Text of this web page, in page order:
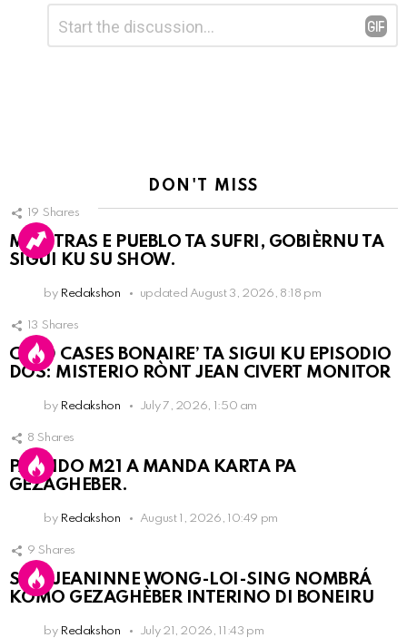
Reply
DON'T MISS
19 Shares
MIENTRAS E PUEBLO TA SUFRI, GOBIÈRNU TA
SIGUI KU SU SHOW.
by Redakshon updated August 3, 2026, 8:18 pm
13 Shares
COLD CASES BONAIRE’ TA SIGUI KU EPISODIO
DOS: MISTERIO RÒNT JEAN CIVERT MONITOR
by Redakshon July 7, 2026, 1:50 am
8 Shares
PARTIDO M21 A MANDA KARTA PA
GEZAGHEBER.
by Redakshon August 1, 2026, 10:49 pm
9 Shares
SRA. JEANINNE WONG-LOI-SING NOMBRÁ
KOMO GEZAGHÈBER INTERINO DI BONEIRU
by Redakshon July 21, 2026, 11:43 pm